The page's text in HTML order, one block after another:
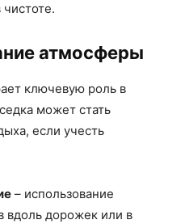
атмосферы
ключевую роль в
может стать
если учесть
– использование
вдоль дорожек или в